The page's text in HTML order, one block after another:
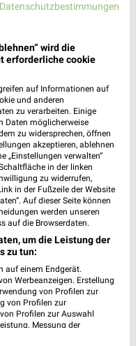
Prospekte und
Prospekt für
in
App!
Datenschutzbestimmungen
wird die
erforderliche cookie
auf Informationen auf
und anderen
zu verarbeiten. Einige
Daten möglicherweise
zu widersprechen, öffnen
akzeptieren, ablehnen
„Einstellungen verwalten“
in der linken
zu widerrufen,
in der Fußzeile der Website
Auf dieser Seite können
werden unseren
auf die Browserdaten.
um die Leistung der
zu tun:
auf einem Endgerät.
Werbeanzeigen. Erstellung
von Profilen zur
von Profilen zur
Profilen zur Auswahl
Messung der